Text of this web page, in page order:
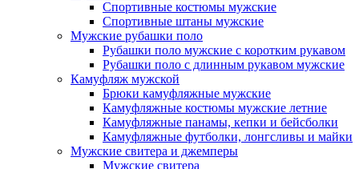
Спортивные костюмы мужские
Спортивные штаны мужские
Мужские рубашки поло
Рубашки поло мужские с коротким рукавом
Рубашки поло с длинным рукавом мужские
Камуфляж мужской
Брюки камуфляжные мужские
Камуфляжные костюмы мужские летние
Камуфляжные панамы, кепки и бейсболки
Камуфляжные футболки, лонгсливы и майки
Мужские свитера и джемперы
Мужские свитера